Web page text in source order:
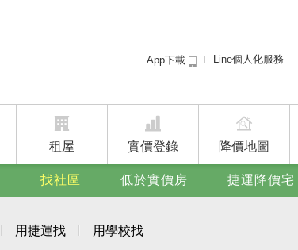
App下載 Line個人化服務
租屋 實價登錄 降價地圖
找社區 低於實價房 捷運降價宅
用捷運找 用學校找